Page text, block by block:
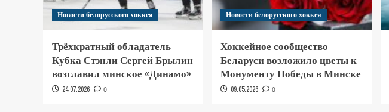
Новости белорусского хоккея
Трёхкратный обладатель
Кубка Стэнли Сергей Брылин
возглавил минское «Динамо»
24.07.2026 0
Новости белорусского хоккея
Хоккейное сообщество
Беларуси возложило цветы к
Монументу Победы в Минске
09.05.2026 0